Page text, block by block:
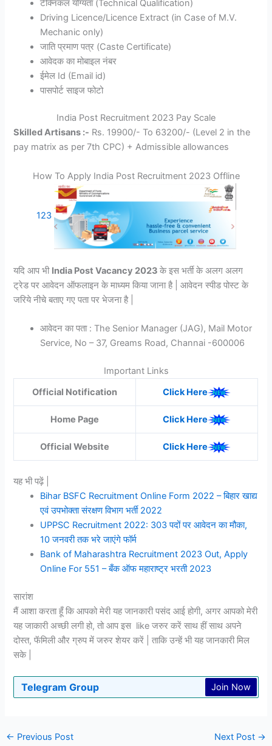
टेक्निकल योग्यता (Technical Qualification)
Driving Licence/Licence Extract (in Case of M.V.
Mechanic only)
जाति प्रमाण पत्र (Caste Certificate)
आवेदक का मोबाइल नंबर
ईमेल Id (Email id)
पासपोर्ट साइज फोटो
India Post Recruitment 2023 Pay Scale
Skilled Artisans :- Rs. 19900/- To 63200/- (Level 2 in the
pay matrix as per 7th CPC) + Admissible allowances
How To Apply India Post Recruitment 2023 Offline
123
यदि आप भी India Post Vacancy 2023के इस भर्ती के अलग अलग
ट्रेड पर आवेदन ऑफलाइन के माध्यम किया जाना है | आवेदन स्पीड पोस्ट के
जरिये नीचे बताए गए पता पर भेजना है |
आवेदन का पता : The Senior Manager (JAG), Mail Motor
Service, No – 37, Greams Road, Channai -600006
Important Links
Official Notification
Click Here
Home Page Click Here
Official Website Click Here
यह भी पढ़ें |
Bihar BSFC Recruitment Online Form 2022 – बिहार खाद्य
एवं उपभोक्ता संरक्षण विभाग भर्ती 2022
UPPSC Recruitment 2022: 303 पदों पर आवेदन का मौका,
10 जनवरी तक भरे जाएंगे फॉर्म
Bank of Maharashtra Recruitment 2023 Out, Apply
Online For 551 – बँक ऑफ महाराष्ट्र भरती 2023
सारांश
मैं आशा करता हूँ कि आपको मेरी यह जानकारी पसंद आई होगी, अगर आपको मेरी
यह जाकारी अच्छी लगी हो, तो आप इस like जरुर करें साथ हीं साथ अपने
दोस्त, फॅमिली और ग्रुप में जरुर शेयर करें | ताकि उन्हें भी यह जानकारी मिल
सके |
Telegram Group Join Now
← Previous Post Next Post →